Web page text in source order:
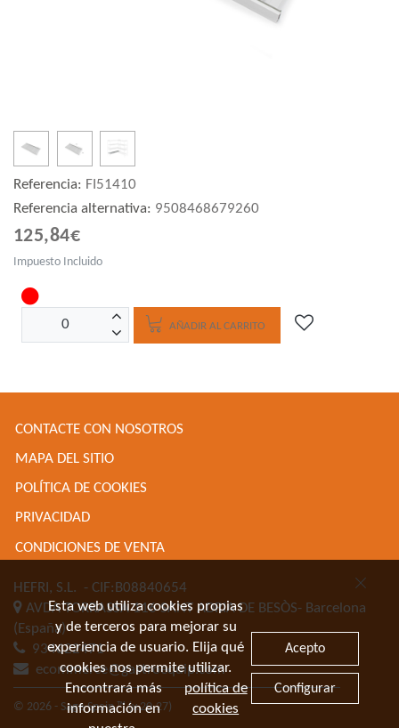
Referencia: FI51410
Referencia alternativa: 9508468679260
125,84€
Impuesto Incluido
AÑADIR AL CARRITO
CONTACTE CON NOSOTROS
MAPA DEL SITIO
POLÍTICA DE COOKIES
PRIVACIDAD
CONDICIONES DE VENTA
HEFRI, S.L. - CIF:B08840654
AVDA TORRASSA 116SANT ADRIA DE BESÒS- Barcelona
(España)
934622471
ecommerce@gastroequip.com
© 2026 - Sage Spain ™ (v.20.27)
Esta web utiliza cookies propias
y de terceros para mejorar su
experiencia de usuario. Elija qué
cookies nos permite utilizar.
Encontrará más
información en
política de
cookies
Acepto
Configurar